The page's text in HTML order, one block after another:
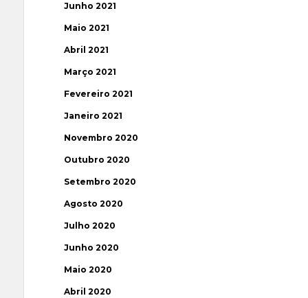
Junho 2021
Maio 2021
Abril 2021
Março 2021
Fevereiro 2021
Janeiro 2021
Novembro 2020
Outubro 2020
Setembro 2020
Agosto 2020
Julho 2020
Junho 2020
Maio 2020
Abril 2020